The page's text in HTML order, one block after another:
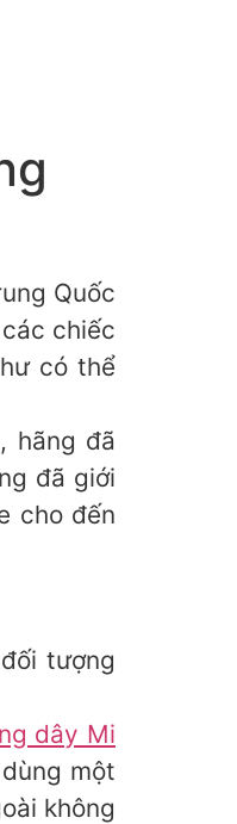
Quốc
chiếc
có thể
hãng đã
đã giới
cho đến
tượng
dây Mi
một
không